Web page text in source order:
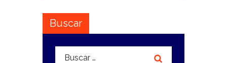
Buscar
Buscar: